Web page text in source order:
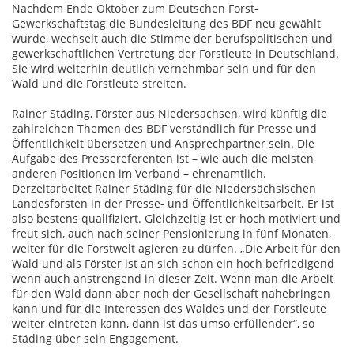
Nachdem Ende Oktober zum Deutschen Forst-
Gewerkschaftstag die Bundesleitung des BDF neu gewählt
wurde, wechselt auch die Stimme der berufspolitischen und
gewerkschaftlichen Vertretung der Forstleute in Deutschland.
Sie wird weiterhin deutlich vernehmbar sein und für den
Wald und die Forstleute streiten.
Rainer Städing, Förster aus Niedersachsen, wird künftig die
zahlreichen Themen des BDF verständlich für Presse und
Öffentlichkeit übersetzen und Ansprechpartner sein. Die
Aufgabe des Pressereferenten ist – wie auch die meisten
anderen Positionen im Verband – ehrenamtlich.
Derzeitarbeitet Rainer Städing für die Niedersächsischen
Landesforsten in der Presse- und Öffentlichkeitsarbeit. Er ist
also bestens qualifiziert. Gleichzeitig ist er hoch motiviert und
freut sich, auch nach seiner Pensionierung in fünf Monaten,
weiter für die Forstwelt agieren zu dürfen. „Die Arbeit für den
Wald und als Förster ist an sich schon ein hoch befriedigend
wenn auch anstrengend in dieser Zeit. Wenn man die Arbeit
für den Wald dann aber noch der Gesellschaft nahebringen
kann und für die Interessen des Waldes und der Forstleute
weiter eintreten kann, dann ist das umso erfüllender“, so
Städing über sein Engagement.